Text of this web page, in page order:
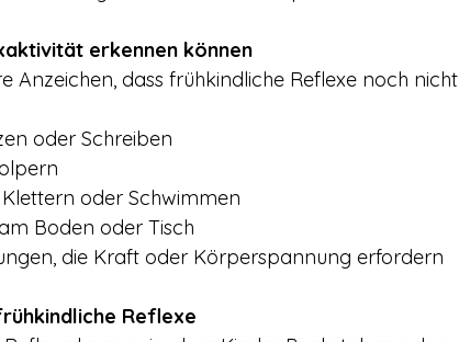
erkennen können
Anzeichen, dass frühkindliche Reflexe noch nicht
oder Schreiben
oder Schwimmen
Boden oder Tisch
die Kraft oder Körperspannung erfordern
Reflexe